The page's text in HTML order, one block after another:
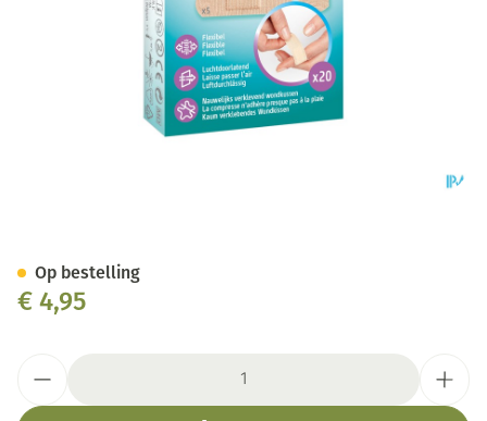
€ 4,95
Op bestelling